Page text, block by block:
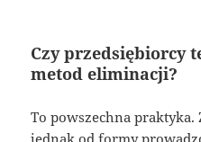
Czy przedsiębiorcy
metod eliminacji?
To powszechna